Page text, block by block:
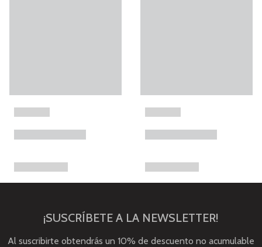
¡SUSCRÍBETE A LA NEWSLETTER!
Al suscribirte obtendrás un 10% de descuento no acumulable